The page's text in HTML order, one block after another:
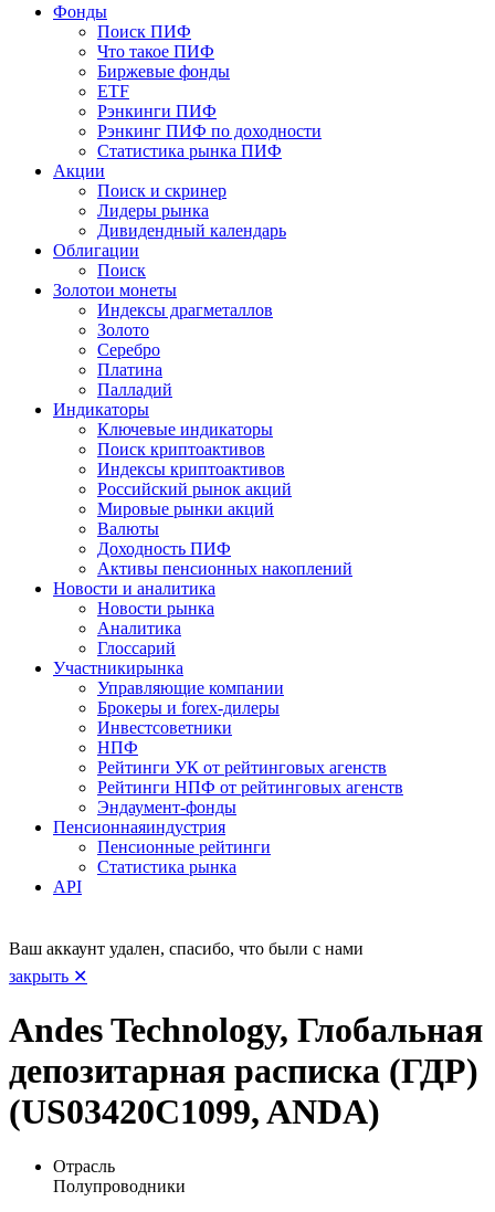
Фонды
Поиск ПИФ
Что такое ПИФ
Биржевые фонды
ETF
Рэнкинги ПИФ
Рэнкинг ПИФ по доходности
Статистика рынка ПИФ
Акции
Поиск и скринер
Лидеры рынка
Дивидендный календарь
Облигации
Поиск
Золотои монеты
Индексы драгметаллов
Золото
Серебро
Платина
Палладий
Индикаторы
Ключевые индикаторы
Поиск криптоактивов
Индексы криптоактивов
Российский рынок акций
Мировые рынки акций
Валюты
Доходность ПИФ
Активы пенсионных накоплений
Новости и аналитика
Новости рынка
Аналитика
Глоссарий
Участникирынка
Управляющие компании
Брокеры и forex-дилеры
Инвестсоветники
НПФ
Рейтинги УК от рейтинговых агенств
Рейтинги НПФ от рейтинговых агенств
Эндаумент-фонды
Пенсионнаяиндустрия
Пенсионные рейтинги
Статистика рынка
API
Ваш аккаунт удален, спасибо, что были с нами
закрыть ✕
Andes Technology, Глобальная
депозитарная расписка (ГДР)
(US03420C1099, ANDA)
Отрасль
Полупроводники